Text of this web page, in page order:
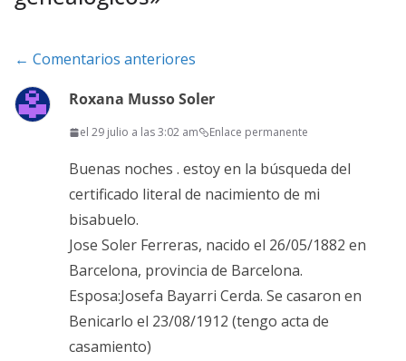
Navegación
de
comentarios
← Comentarios anteriores
Roxana Musso Soler
el 29 julio a las 3:02 am Enlace permanente
Buenas noches . estoy en la búsqueda del
certificado literal de nacimiento de mi
bisabuelo.
Jose Soler Ferreras, nacido el 26/05/1882 en
Barcelona, provincia de Barcelona.
Esposa:Josefa Bayarri Cerda. Se casaron en
Benicarlo el 23/08/1912 (tengo acta de
casamiento)